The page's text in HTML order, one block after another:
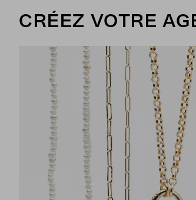
CRÉEZ VOTRE